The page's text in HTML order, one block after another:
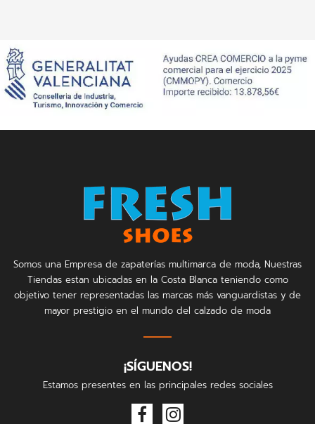
Somos una Empresa de zapaterías multimarca de moda, Nuestras
Tiendas estan ubicadas en la Costa Blanca teniendo como
objetivo tener representadas las marcas más vanguardistas y de
mayor prestigio en el mundo del calzado de moda
¡SÍGUENOS!
Estamos presentes en las principales redes sociales